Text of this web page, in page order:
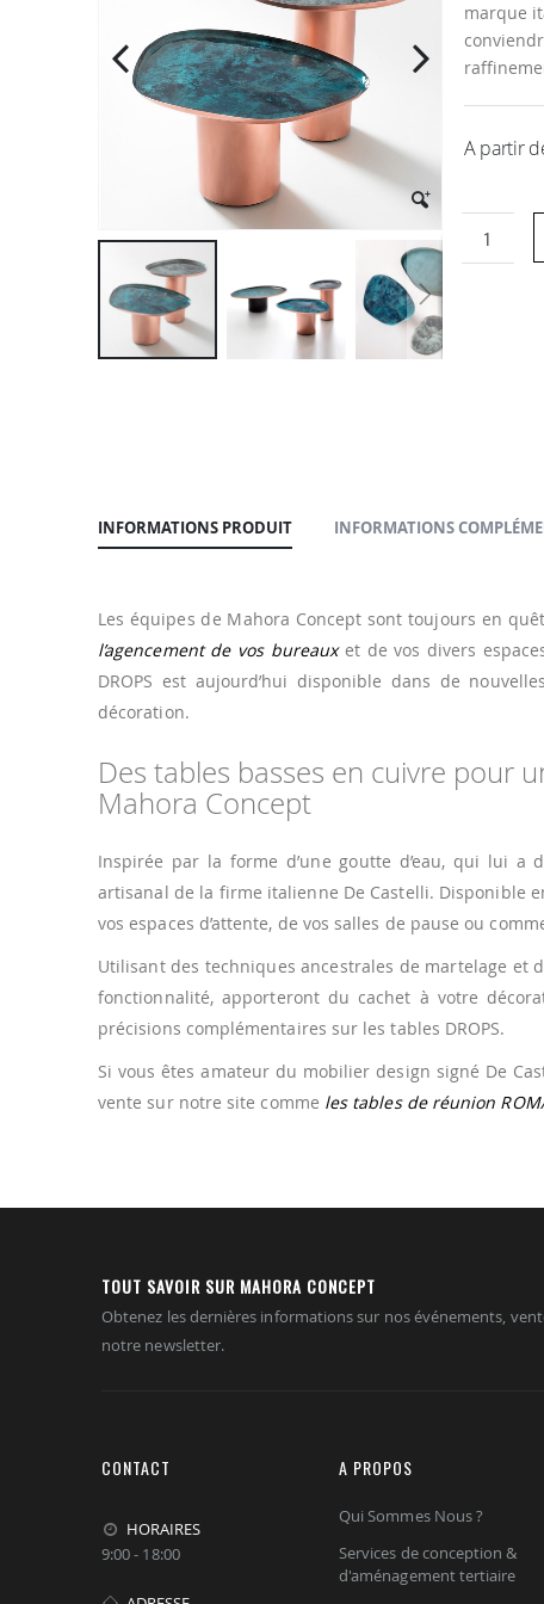
d’images
marque
A partir
INFORMATIONS PRODUIT
Les équipes de Mahora Concept sont toujours en
l’agencement de vos bureauxet de vos divers
DROPS est aujourd’hui disponible dans de
décoration.
Des tables basses en cuivre pour
Mahora Concept
Inspirée par la forme d’une goutte d’eau, qui lui
artisanal de la firme italienne De Castelli. Disponible
vos espaces d’attente, de vos salles de pause ou
Utilisant des techniques ancestrales de martelage et
fonctionnalité, apporteront du cachet à votre
précisions complémentaires sur les tables DROPS.
Si vous êtes amateur du mobilier design signé De
vente sur notre site comme les tables de réunion
INFORMATIONS
TOUT SAVOIR SUR MAHORA CONCEPT
Obtenez les dernières informations sur nos événements,
notre newsletter.
CONTACT
HORAIRES
9:00 - 18:00
A PROPOS
Qui Sommes Nous ?
Services de conception &
d'aménagement tertiaire